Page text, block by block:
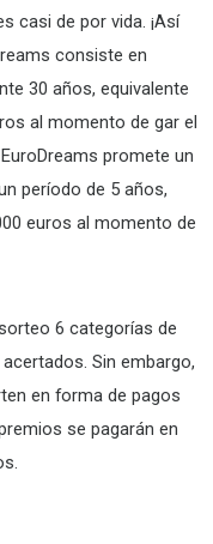
casi de por vida. ¡Así
consiste en
30 años, equivalente
al momento de gar el
promete un
período de 5 años,
euros al momento de
6 categorías de
Sin embargo,
en forma de pagos
se pagarán en